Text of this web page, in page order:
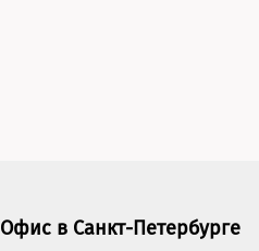
Офис в Санкт-Петербурге